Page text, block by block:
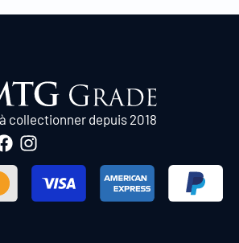
collectionner depuis 2018